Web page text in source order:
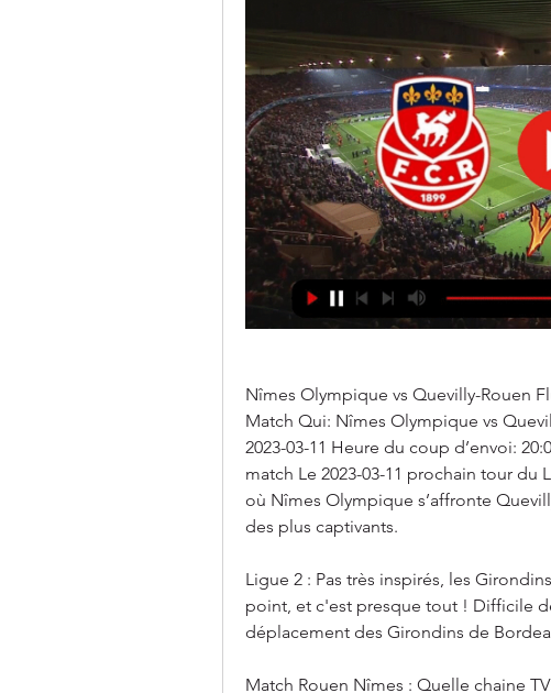
Nîmes Olympique vs Quevilly-Rouen
Match Qui: Nîmes Olympique vs
2023-03-11 Heure du coup d’envoi:
match Le 2023-03-11 prochain tour du
où Nîmes Olympique s’affronte
des plus captivants.
Ligue 2 : Pas très inspirés, les
point, et c'est presque tout ! Difficile
déplacement des Girondins de
Match Rouen Nîmes : Quelle chaine